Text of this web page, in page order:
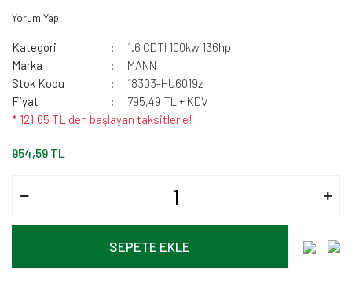
Yorum Yap
Kategori
1.6 CDTI 100kw 136hp
Marka
MANN
Stok Kodu
18303-HU6019z
Fiyat
795,49 TL + KDV
* 121,65 TL den başlayan taksitlerle!
954,59 TL
SEPETE EKLE